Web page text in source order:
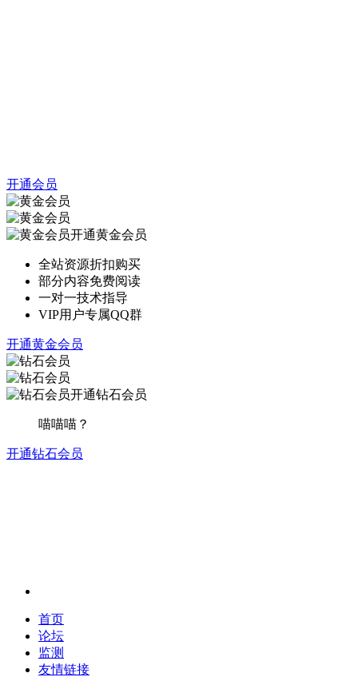
开通会员
开通黄金会员
全站资源折扣购买
部分内容免费阅读
一对一技术指导
VIP用户专属QQ群
开通黄金会员
开通钻石会员
喵喵喵？
开通钻石会员
首页
论坛
监测
友情链接